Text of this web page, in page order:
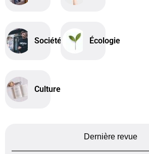
Société Écologie
Culture
Dernière revue